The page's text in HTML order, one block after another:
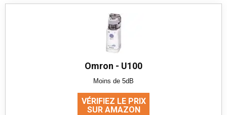
Omron - U100
Moins de 5dB
VÉRIFIEZ LE PRIX
SUR AMAZON